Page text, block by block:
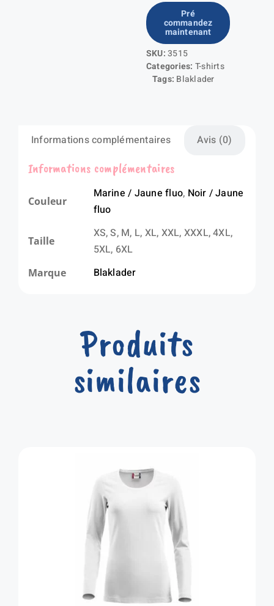
de
Tshirt
détails
fluo
Pré
commandez
maintenant
SKU:3515
Categories: T-shirts
Tags: Blaklader
Informations complémentaires Avis (0)
Informations complémentaires
Couleur
Marine / Jaune fluo, Noir / Jaune
fluo
Taille
XS, S, M, L, XL, XXL, XXXL, 4XL,
5XL, 6XL
Marque Blaklader
Produits
similaires